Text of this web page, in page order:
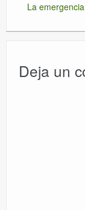
La
Deja un